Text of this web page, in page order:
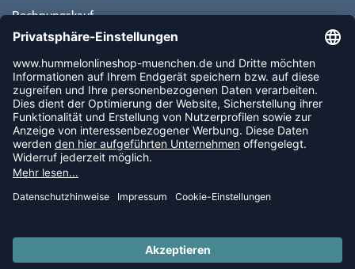
Rechnungskauf
Paypal
Vorkasse
Sofortüberweisung
NEWSLETTER